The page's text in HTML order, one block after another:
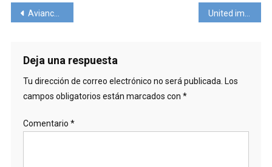
Navegación
entradas
Avianca suma asientos desde junio para unir Colombia con Argentina United implementa su nuevo sistema de equipaje en un minuto
Deja una respuesta
Tu dirección de correo electrónico no será publicada. Los
campos obligatorios están marcados con *
Comentario *